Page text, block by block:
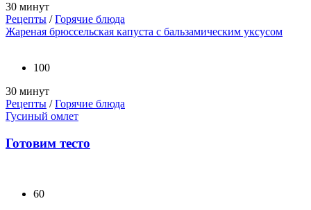
30 минут
Рецепты /Горячие блюда
Жареная брюссельская капуста с бальзамическим уксусом
100
30 минут
Рецепты /Горячие блюда
Гусиный омлет
Готовим тесто
60